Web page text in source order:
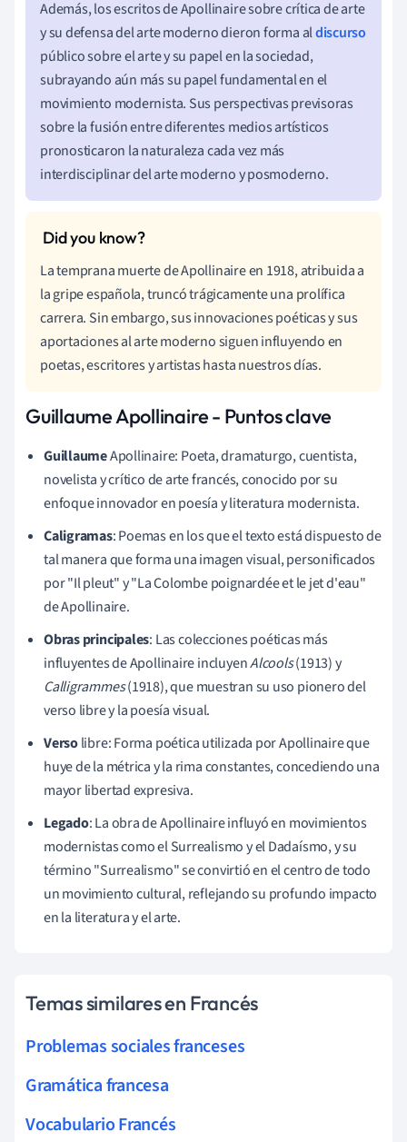
Además, los escritos de Apollinaire sobre crítica de arte
y su defensa del arte moderno dieron forma aldiscurso
público sobre el arte y su papel en la sociedad,
subrayando aún más su papel fundamental en el
movimiento modernista. Sus perspectivas previsoras
sobre la fusión entre diferentes medios artísticos
pronosticaron la naturaleza cada vez más
interdisciplinar del arte moderno y posmoderno.
La temprana muerte de Apollinaire en 1918, atribuida a
la gripe española, truncó trágicamente una prolífica
carrera. Sin embargo, sus innovaciones poéticas y sus
aportaciones al arte moderno siguen influyendo en
poetas, escritores y artistas hasta nuestros días.
Guillaume Apollinaire - Puntos clave
GuillaumeApollinaire: Poeta, dramaturgo, cuentista,
novelista y crítico de arte francés, conocido por su
enfoque innovador en poesía y literatura modernista.
Caligramas: Poemas en los que el texto está dispuesto de
tal manera que forma una imagen visual, personificados
por "Il pleut" y "La Colombe poignardée et le jet d'eau"
de Apollinaire.
Obras principales: Las colecciones poéticas más
influyentes de Apollinaire incluyenAlcools(1913) y
Calligrammes(1918), que muestran su uso pionero del
verso libre y la poesía visual.
Versolibre: Forma poética utilizada por Apollinaire que
huye de la métrica y la rima constantes, concediendo una
mayor libertad expresiva.
Legado: La obra de Apollinaire influyó en movimientos
modernistas como el Surrealismo y el Dadaísmo, y su
término "Surrealismo" se convirtió en el centro de todo
un movimiento cultural, reflejando su profundo impacto
en la literatura y el arte.
Temas similares en Francés
Problemas sociales franceses
Gramática francesa
Vocabulario Francés